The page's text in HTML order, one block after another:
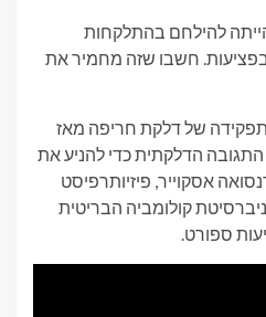
להילחם בהתלקחות
חשבו שזה מחמיר את
של דלקת חריפה מאז
התגובה הדלקתית כדי להניע את
אסקוייר, פיזיותרפיסט
קולומביה הבריטית
ספורט.